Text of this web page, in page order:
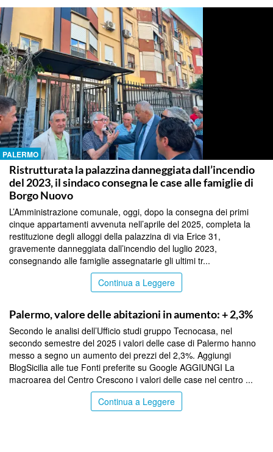
PALERMO
Ristrutturata la palazzina danneggiata dall’incendio
del 2023, il sindaco consegna le case alle famiglie di
Borgo Nuovo
L’Amministrazione comunale, oggi, dopo la consegna dei primi
cinque appartamenti avvenuta nell’aprile del 2025, completa la
restituzione degli alloggi della palazzina di via Erice 31,
gravemente danneggiata dall’incendio del luglio 2023,
consegnando alle famiglie assegnatarie gli ultimi tr...
Continua a Leggere
Palermo, valore delle abitazioni in aumento: + 2,3%
Secondo le analisi dell’Ufficio studi gruppo Tecnocasa, nel
secondo semestre del 2025 i valori delle case di Palermo hanno
messo a segno un aumento dei prezzi del 2,3%. Aggiungi
BlogSicilia alle tue Fonti preferite su Google AGGIUNGI La
macroarea del Centro Crescono i valori delle case nel centro ...
Continua a Leggere